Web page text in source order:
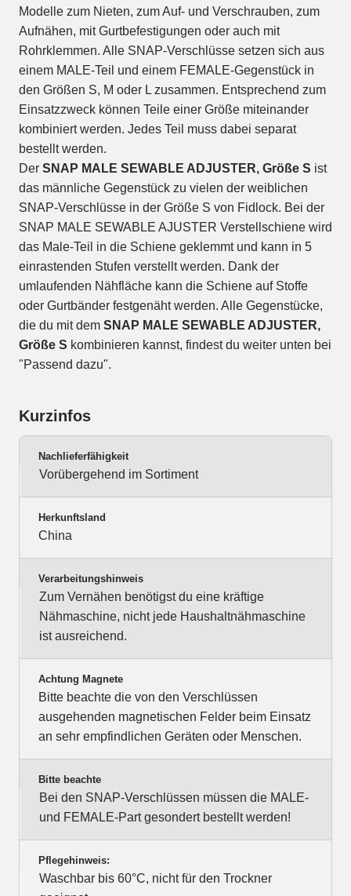
Modelle zum Nieten, zum Auf- und Verschrauben, zum
Aufnähen, mit Gurtbefestigungen oder auch mit
Rohrklemmen. Alle SNAP-Verschlüsse setzen sich aus
einem MALE-Teil und einem FEMALE-Gegenstück in
den Größen S, M oder L zusammen. Entsprechend zum
Einsatzzweck können Teile einer Größe miteinander
kombiniert werden. Jedes Teil muss dabei separat
bestellt werden.
Der SNAP MALE SEWABLE ADJUSTER, Größe S ist
das männliche Gegenstück zu vielen der weiblichen
SNAP-Verschlüsse in der Größe S von Fidlock. Bei der
SNAP MALE SEWABLE AJUSTER Verstellschiene wird
das Male-Teil in die Schiene geklemmt und kann in 5
einrastenden Stufen verstellt werden. Dank der
umlaufenden Nähfläche kann die Schiene auf Stoffe
oder Gurtbänder festgenäht werden. Alle Gegenstücke,
die du mit dem SNAP MALE SEWABLE ADJUSTER,
Größe S kombinieren kannst, findest du weiter unten bei
"Passend dazu".
Kurzinfos
Nachlieferfähigkeit
Vorübergehend im Sortiment
Herkunftsland
China
Verarbeitungshinweis
Zum Vernähen benötigst du eine kräftige
Nähmaschine, nicht jede Haushaltnähmaschine
ist ausreichend.
Achtung Magnete
Bitte beachte die von den Verschlüssen
ausgehenden magnetischen Felder beim Einsatz
an sehr empfindlichen Geräten oder Menschen.
Bitte beachte
Bei den SNAP-Verschlüssen müssen die MALE-
und FEMALE-Part gesondert bestellt werden!
Pflegehinweis:
Waschbar bis 60°C, nicht für den Trockner